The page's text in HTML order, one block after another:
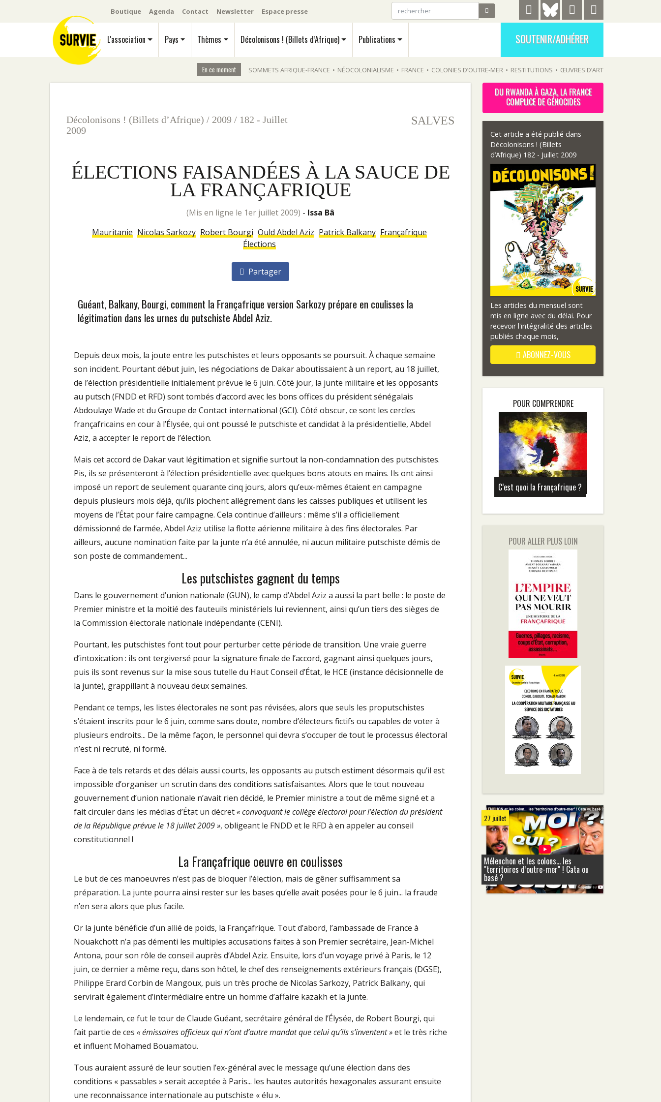
Boutique Agenda Contact Newsletter Espace presse
L'association Pays Thèmes Décolonisons ! (Billets d’Afrique) Publications SOUTENIR/ADHÉRER
En ce moment SOMMETS AFRIQUE-FRANCE • NÉOCOLONIALISME • FRANCE • COLONIES D’OUTRE-MER • RESTITUTIONS • ŒUVRES D’ART
Décolonisons ! (Billets d’Afrique) / 2009 / 182 - Juillet
2009
SALVES
ÉLECTIONS FAISANDÉES À LA SAUCE DE
LA FRANÇAFRIQUE
(mis en ligne le 1er juillet 2009) - Issa Bâ
Mauritanie Nicolas Sarkozy Robert Bourgi Ould Abdel Aziz Patrick Balkany Françafrique
Élections
Partager
Guéant, Balkany, Bourgi, comment la Françafrique version Sarkozy prépare en coulisses la
légitimation dans les urnes du putschiste Abdel Aziz.
Depuis deux mois, la joute entre les putschistes et leurs opposants se poursuit. À chaque semaine
son incident. Pourtant début juin, les négociations de Dakar aboutissaient à un report, au 18 juillet,
de l’élection présidentielle initialement prévue le 6 juin. Côté jour, la junte militaire et les opposants
au putsch (FNDD et RFD) sont tombés d’accord avec les bons offices du président sénégalais
Abdoulaye Wade et du Groupe de Contact international (GCI). Côté obscur, ce sont les cercles
françafricains en cour à l’Élysée, qui ont poussé le putschiste et candidat à la présidentielle, Abdel
Aziz, a accepter le report de l’élection.
Mais cet accord de Dakar vaut légitimation et signifie surtout la non-condamnation des putschistes.
Pis, ils se présenteront à l’élection présidentielle avec quelques bons atouts en mains. Ils ont ainsi
imposé un report de seulement quarante cinq jours, alors qu’eux-mêmes étaient en campagne
depuis plusieurs mois déjà, qu’ils piochent allégrement dans les caisses publiques et utilisent les
moyens de l’État pour faire campagne. Cela continue d’ailleurs : même s’il a officiellement
démissionné de l’armée, Abdel Aziz utilise la flotte aérienne militaire à des fins électorales. Par
ailleurs, aucune nomination faite par la junte n’a été annulée, ni aucun militaire putschiste démis de
son poste de commandement...
Les putschistes gagnent du temps
Dans le gouvernement d’union nationale (GUN), le camp d’Abdel Aziz a aussi la part belle : le poste de
Premier ministre et la moitié des fauteuils ministériels lui reviennent, ainsi qu’un tiers des sièges de
la Commission électorale nationale indépendante (CENI).
Pourtant, les putschistes font tout pour perturber cette période de transition. Une vraie guerre
d’intoxication : ils ont tergiversé pour la signature finale de l’accord, gagnant ainsi quelques jours,
puis ils sont revenus sur la mise sous tutelle du Haut Conseil d’État, le HCE (instance décisionnelle de
la junte), grappillant à nouveau deux semaines.
Pendant ce temps, les listes électorales ne sont pas révisées, alors que seuls les proputschistes
s’étaient inscrits pour le 6 juin, comme sans doute, nombre d’électeurs fictifs ou capables de voter à
plusieurs endroits... De la même façon, le personnel qui devra s’occuper de tout le processus électoral
n’est ni recruté, ni formé.
Face à de tels retards et des délais aussi courts, les opposants au putsch estiment désormais qu’il est
impossible d’organiser un scrutin dans des conditions satisfaisantes. Alors que le tout nouveau
gouvernement d’union nationale n’avait rien décidé, le Premier ministre a tout de même signé et a
fait circuler dans les médias d’État un décret« convoquant le collège électoral pour l’élection du président
de la République prévue le 18 juillet 2009 », obligeant le FNDD et le RFD à en appeler au conseil
constitutionnel !
La Françafrique oeuvre en coulisses
Le but de ces manoeuvres n’est pas de bloquer l’élection, mais de gêner suffisamment sa
préparation. La junte pourra ainsi rester sur les bases qu’elle avait posées pour le 6 juin... la fraude
n’en sera alors que plus facile.
Or la junte bénéficie d’un allié de poids, la Françafrique. Tout d’abord, l’ambassade de France à
Nouakchott n’a pas démenti les multiples accusations faites à son Premier secrétaire, Jean-Michel
Antona, pour son rôle de conseil auprès d’Abdel Aziz. Ensuite, lors d’un voyage privé à Paris, le 12
juin, ce dernier a même reçu, dans son hôtel, le chef des renseignements extérieurs français (DGSE),
Philippe Erard Corbin de Mangoux, puis un très proche de Nicolas Sarkozy, Patrick Balkany, qui
servirait également d’intermédiaire entre un homme d’affaire kazakh et la junte.
Le lendemain, ce fut le tour de Claude Guéant, secrétaire général de l’Élysée, de Robert Bourgi, qui
fait partie de ces « émissaires officieux qui n’ont d’autre mandat que celui qu’ils s’inventent »et le très riche
et influent Mohamed Bouamatou.
Tous auraient assuré de leur soutien l’ex-général avec le message qu’une élection dans des
conditions « passables » serait acceptée à Paris... les hautes autorités hexagonales assurant ensuite
une reconnaissance internationale au putschiste « élu ».
DU RWANDA À GAZA, LA FRANCE
COMPLICE DE GÉNOCIDES
Cet article a été publié dans
Décolonisons ! (Billets
d’Afrique) 182 - Juillet 2009
Les articles du mensuel sont
mis en ligne avec du délai. Pour
recevoir l'intégralité des articles
publiés chaque mois,
ABONNEZ-VOUS
POUR COMPRENDRE
C’est quoi la Françafrique ?
POUR ALLER PLUS LOIN
27 juillet
Mélenchon et les colons... les
"territoires d’outre-mer" ! Cata ou
basé ?